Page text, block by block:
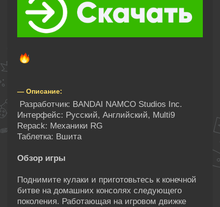
— Описание:
Разработчик: BANDAI NAMCO Studios Inc.
Интерфейс: Русский, Английский, Multi9
Repack: Механики RG
Таблетка: Вшита
Обзор игры
Поднимите кулаки и приготовьтесь к конечной
битве на домашних консолях следующего
поколения. Работающая на игровом движке